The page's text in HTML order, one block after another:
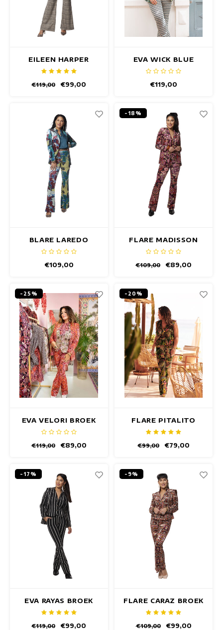
EILEEN HARPER
BROEK
€119,00 €99,00
EVA WICK BLUE
BROEK
€119,00
BLARE LAREDO
BROEK
€109,00
-18%
FLARE MADISSON
BROEK
€109,00 €89,00
-25%
EVA VELORI BROEK
€119,00 €89,00
-20%
FLARE PITALITO
BROEK
€99,00 €79,00
-17%
EVA RAYAS BROEK
€119,00 €99,00
-9%
FLARE CARAZ BROEK
€109,00 €99,00